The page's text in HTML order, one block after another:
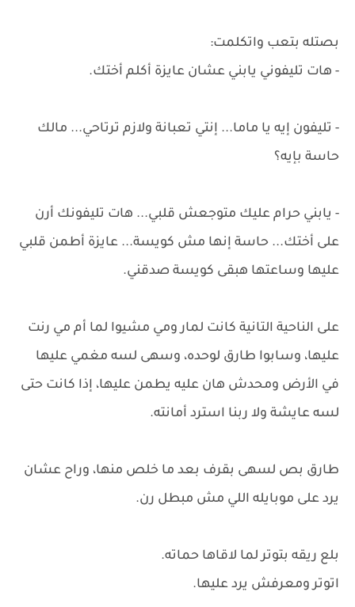
بصتله بتعب واتكلمت:
- هات تليفوني يابني عشان عايزة أكلم أختك.
- تليفون إيه يا ماما... إنتي تعبانة ولازم ترتاحي... مالك
حاسة بإيه؟
- يابني حرام عليك متوجعش قلبي... هات تليفونك أرن
على أختك... حاسة إنها مش كويسة... عايزة أطمن قلبي
عليها وساعتها هبقى كويسة صدقني.
على الناحية التانية كانت لمار ومي مشيوا لما أم مي رنت
عليها، وسابوا طارق لوحده، وسهى لسه مغمي عليها
في الأرض ومحدش هان عليه يطمن عليها، إذا كانت حتى
لسه عايشة ولا ربنا استرد أمانته.
طارق بص لسهى بقرف بعد ما خلص منها، وراح عشان
يرد على موبايله اللي مش مبطل رن.
بلع ريقه بتوتر لما لاقاها حماته.
اتوتر ومعرفش يرد عليها.